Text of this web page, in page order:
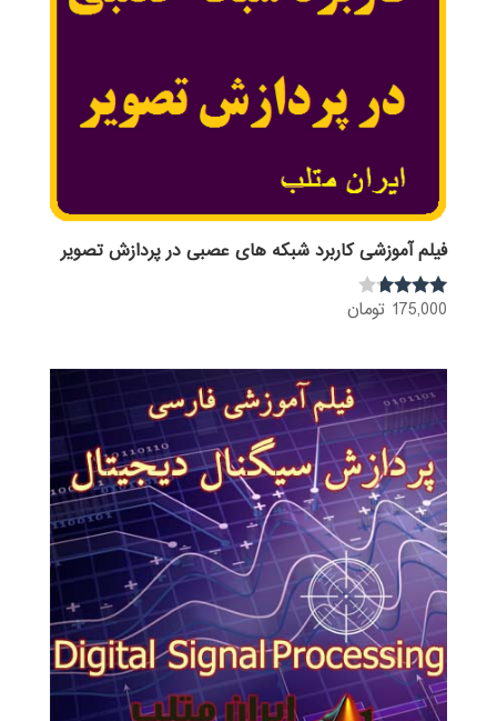
فیلم آموزشی کاربرد شبکه های عصبی در پردازش تصویر
نمره
175,000 تومان